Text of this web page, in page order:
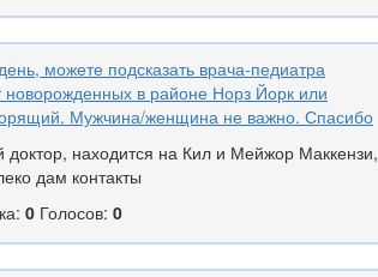
можете подсказать врача-педиатра
новорожденных в районе Норз Йорк или
Мужчина/женщина не важно. Спасибо
доктор, находится на Кил и Мейжор Маккензи,
дам контакты
0 Голосов: 0